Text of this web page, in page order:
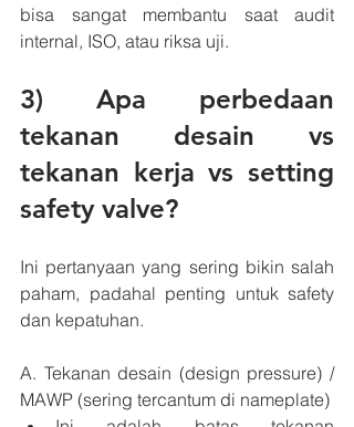
bisa sangat membantu saat audit
internal, ISO, atau riksa uji.
3) Apa perbedaan
tekanan desain vs
tekanan kerja vs setting
safety valve?
Ini pertanyaan yang sering bikin salah
paham, padahal penting untuk safety
dan kepatuhan.
A. Tekanan desain (design pressure) /
MAWP (sering tercantum di nameplate)